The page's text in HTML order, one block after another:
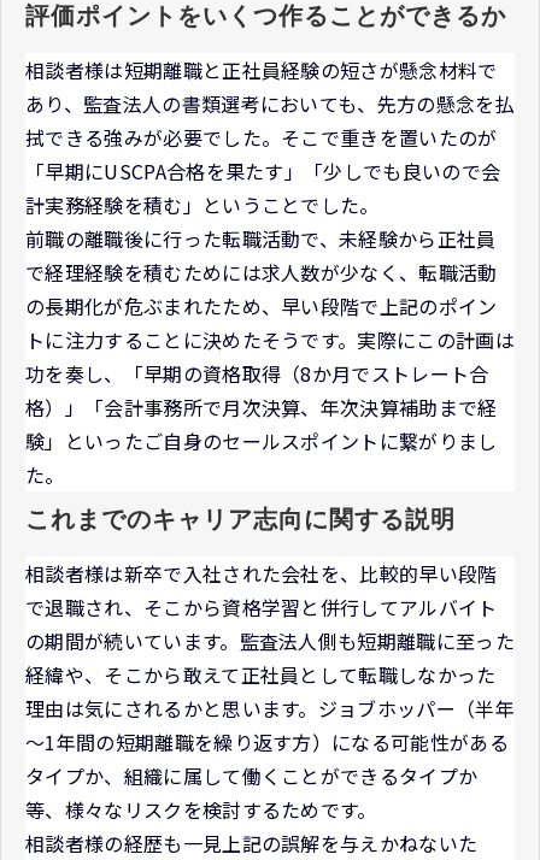
評価ポイントをいくつ作ることができるか
相談者様は短期離職と正社員経験の短さが懸念材料で
あり、監査法人の書類選考においても、先方の懸念を払
拭できる強みが必要でした。そこで重きを置いたのが
「早期にUSCPA合格を果たす」「少しでも良いので会
計実務経験を積む」ということでした。
前職の離職後に行った転職活動で、未経験から正社員
で経理経験を積むためには求人数が少なく、転職活動
の長期化が危ぶまれたため、早い段階で上記のポイン
トに注力することに決めたそうです。実際にこの計画は
功を奏し、「早期の資格取得（8か月でストレート合
格）」「会計事務所で月次決算、年次決算補助まで経
験」といったご自身のセールスポイントに繋がりまし
た。
これまでのキャリア志向に関する説明
相談者様は新卒で入社された会社を、比較的早い段階
で退職され、そこから資格学習と併行してアルバイト
の期間が続いています。監査法人側も短期離職に至った
経緯や、そこから敢えて正社員として転職しなかった
理由は気にされるかと思います。ジョブホッパー（半年
～1年間の短期離職を繰り返す方）になる可能性がある
タイプか、組織に属して働くことができるタイプか
等、様々なリスクを検討するためです。
相談者様の経歴も一見上記の誤解を与えかねないた